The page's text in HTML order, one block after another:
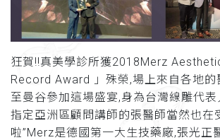
狂賀!!真美學診所獲2018Merz
Record Award 」殊榮,場上來自各地的
至曼谷參加這場盛宴,身為台灣線雕代
指定亞洲區顧問講師的張醫師當然也在
啦”Merz是德國第一大生技藥廠,張光正